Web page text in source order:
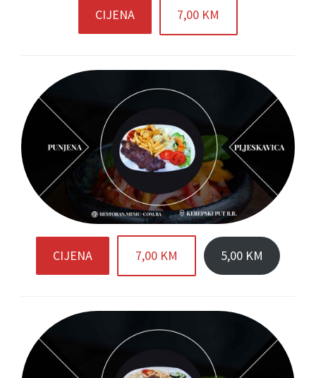
CIJENA 7,00 KM
CIJENA 7,00 KM 5,00 KM